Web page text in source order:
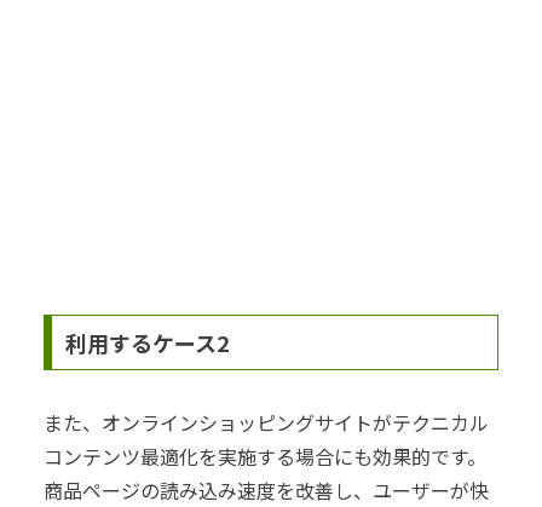
利用するケース2
また、オンラインショッピングサイトがテクニカル
コンテンツ最適化を実施する場合にも効果的です。
商品ページの読み込み速度を改善し、ユーザーが快